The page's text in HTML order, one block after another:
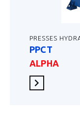
PRESSES
PPCT
ALPHA
En savoir plus